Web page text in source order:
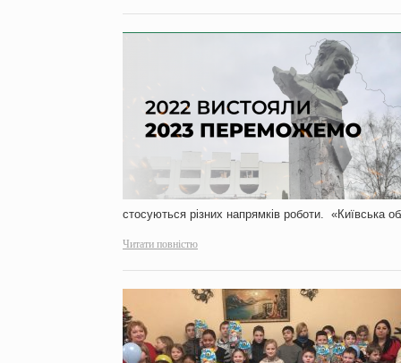
стосуються різних напрямків роботи. «Київська
Читати повністю